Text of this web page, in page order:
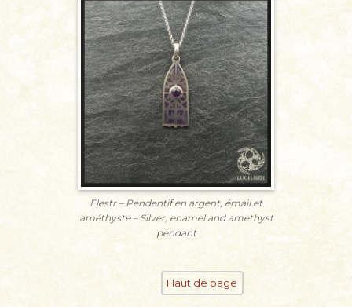
Elestr – Pendentif en argent, émail et
améthyste – Silver, enamel and amethyst
pendant
Haut de page